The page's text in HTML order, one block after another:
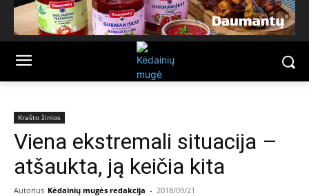
Krašto žinios
Viena ekstremali situacija –
atšaukta, ją keičia kita
Autorius Kėdainių mugės redakcija - 2018/09/21